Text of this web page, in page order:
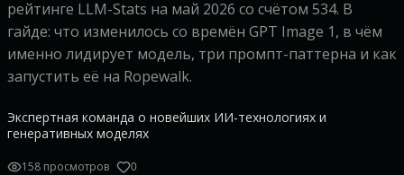
рейтинге LLM-Stats на май 2026 со счётом 534. В
гайде: что изменилось со времён GPT Image 1, в чём
именно лидирует модель, три промпт-паттерна и как
запустить её на Ropewalk.
Экспертная команда о новейших ИИ-технологиях и
генеративных моделях
158 просмотров 0